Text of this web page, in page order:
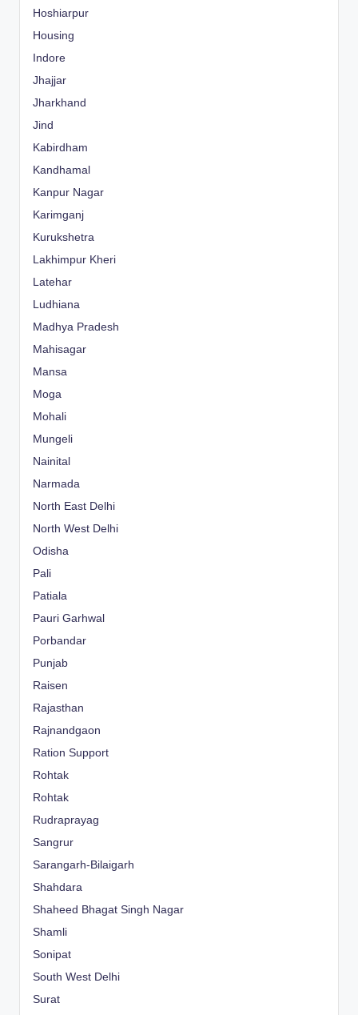
Hoshiarpur
Housing
Indore
Jhajjar
Jharkhand
Jind
Kabirdham
Kandhamal
Kanpur Nagar
Karimganj
Kurukshetra
Lakhimpur Kheri
Latehar
Ludhiana
Madhya Pradesh
Mahisagar
Mansa
Moga
Mohali
Mungeli
Nainital
Narmada
North East Delhi
North West Delhi
Odisha
Pali
Patiala
Pauri Garhwal
Porbandar
Punjab
Raisen
Rajasthan
Rajnandgaon
Ration Support
Rohtak
Rohtak
Rudraprayag
Sangrur
Sarangarh-Bilaigarh
Shahdara
Shaheed Bhagat Singh Nagar
Shamli
Sonipat
South West Delhi
Surat